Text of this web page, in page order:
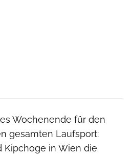
Wochenende für den
gesamten Laufsport:
Kipchoge in Wien die